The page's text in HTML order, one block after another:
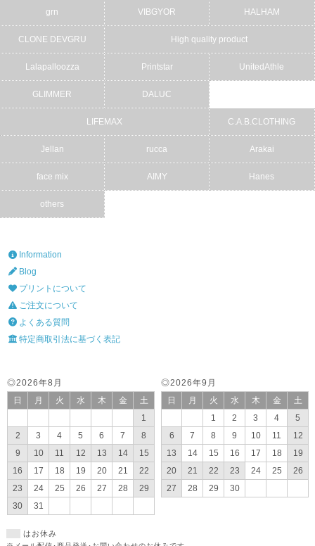
grn VIBGYOR HALHAM
CLONE DEVGRU High quality product
Lalapalloozza Printstar UnitedAthle
GLIMMER DALUC
LIFEMAX C.A.B.CLOTHING
Jellan rucca Arakai
face mix AIMY Hanes
others
Information
Blog
プリントについて
ご注文について
よくある質問
特定商取引法に基づく表記
◎2026年9月
日
月 火 水 木 金
土
1
2 3 4
5
6
7 8 9 10 11
12
13
14 15 16 17 18
19
20
21 22 23 24 25
26
27
28 29 30
◎2026年8月
日
月 火 水 木 金
土
1
2
3 4 5 6 7
8
9
10 11 12 13 14
15
16
17 18 19 20 21
22
23
24 25 26 27 28
29
30
31
はお休み